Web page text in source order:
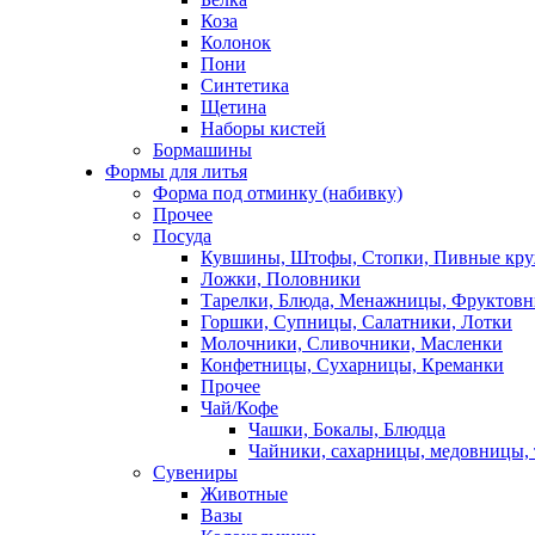
Коза
Колонок
Пони
Синтетика
Щетина
Наборы кистей
Бормашины
Формы для литья
Форма под отминку (набивку)
Прочее
Посуда
Кувшины, Штофы, Стопки, Пивные
Ложки, Половники
Тарелки, Блюда, Менажницы,
Горшки, Супницы, Салатники, Лотки
Молочники, Сливочники, Масленки
Конфетницы, Сухарницы, Креманки
Прочее
Чай/Кофе
Чашки, Бокалы, Блюдца
Чайники, сахарницы, медовницы,
Сувениры
Животные
Вазы